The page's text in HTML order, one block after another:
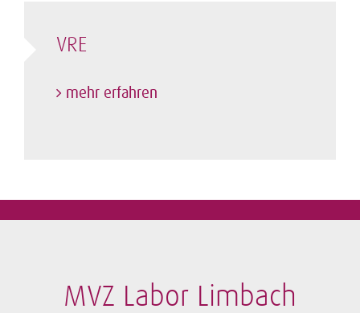
VRE
mehr erfahren
MVZ Labor Limbach